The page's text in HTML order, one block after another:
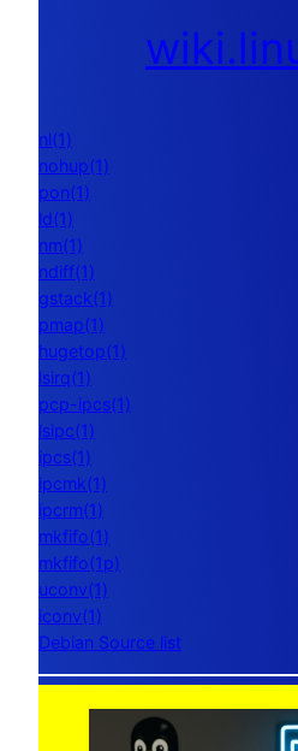
nl(1)
nohup(1)
pon(1)
ld(1)
nm(1)
ndiff(1)
gstack(1)
pmap(1)
hugetop(1)
lsirq(1)
pcp-ipcs(1)
lsipc(1)
ipcs(1)
ipcmk(1)
ipcrm(1)
mkfifo(1)
mkfifo(1p)
uconv(1)
iconv(1)
Debian Source list